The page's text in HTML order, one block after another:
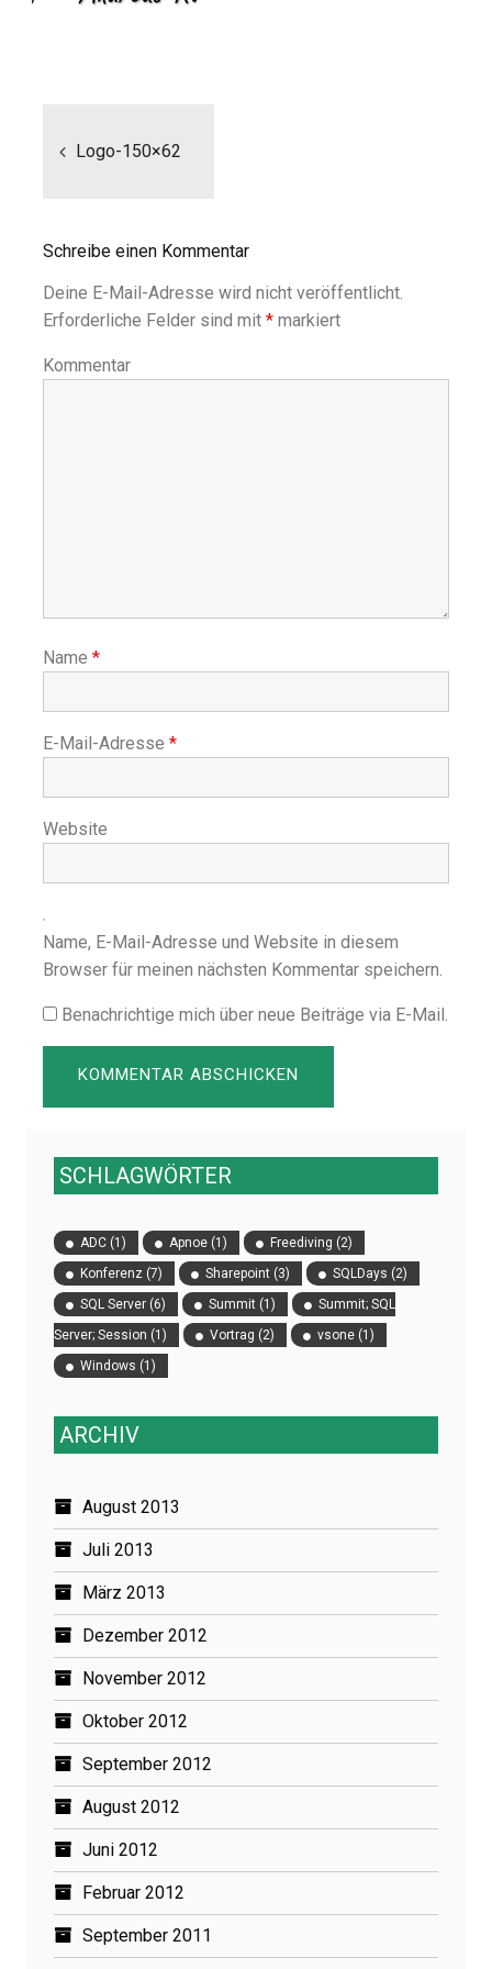
Logo-150×62
Schreibe einen Kommentar
Deine E-Mail-Adresse wird nicht veröffentlicht.
Erforderliche Felder sind mit * markiert
Kommentar
Name *
E-Mail-Adresse *
Website
Name, E-Mail-Adresse und Website in diesem
Browser für meinen nächsten Kommentar speichern.
Benachrichtige mich über neue Beiträge via E-Mail.
SCHLAGWÖRTER
ADC (1) Apnoe (1) Freediving (2)
Konferenz (7) Sharepoint (3) SQLDays (2)
SQL Server (6) Summit (1)
Summit; SQL
Server; Session (1) Vortrag (2) vsone (1)
Windows (1)
ARCHIV
August 2013
Juli 2013
März 2013
Dezember 2012
November 2012
Oktober 2012
September 2012
August 2012
Juni 2012
Februar 2012
September 2011